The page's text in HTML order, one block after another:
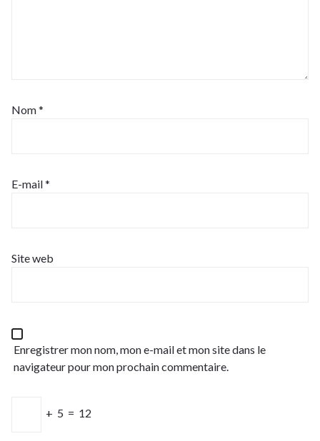
Nom*
E-mail*
Site web
Enregistrer mon nom, mon e-mail et mon site dans le
navigateur pour mon prochain commentaire.
+ 5 = 12